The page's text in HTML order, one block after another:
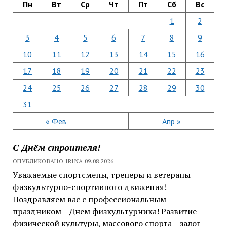
Пн Вт Ср Чт Пт Сб Вс
« Фев Апр »
1
2
3
4 5 6 7 8
9
10
11 12 13 14 15
16
17
18 19 20 21 22
23
24
25 26 27 28 29
30
31
С Днём строителя!
ОПУБЛИКОВАНО IRINA 09.08.2026
Уважаемые спортсмены, тренеры и ветераны
физкультурно-спортивного движения!
Поздравляем вас с профессиональным
праздником – Днем физкультурника! Развитие
физической культуры, массового спорта – залог